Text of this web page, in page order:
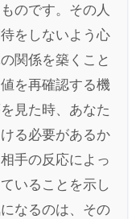
のです。その人
をしないよう心
関係を築くこと
を再確認する機
見た時、あなた
る必要があるか
手の反応によっ
いることを示し
なるのは、その